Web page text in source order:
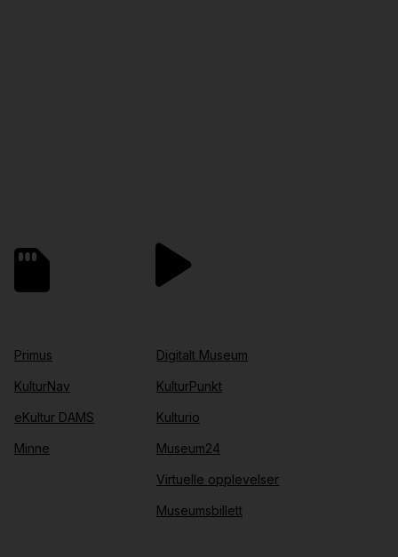
Primus
KulturNav
eKultur DAMS
Minne
Digitalt Museum
KulturPunkt
Kulturio
Museum24
Virtuelle opplevelser
Museumsbillett